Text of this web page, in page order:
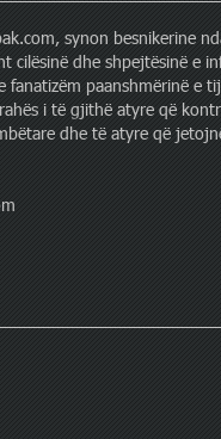
synon besnikerine
cilësinë dhe shpejtësinë e
fanatizëm paanshmërinë e
i të gjithë atyre që
dhe të atyre që